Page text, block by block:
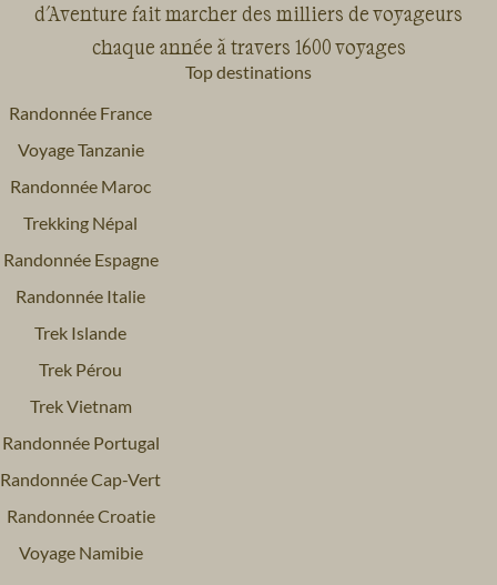
d'Aventure fait marcher des milliers de voyageurs
chaque année à travers 1600 voyages
Top destinations
Randonnée France
Voyage Tanzanie
Randonnée Maroc
Trekking Népal
Randonnée Espagne
Randonnée Italie
Trek Islande
Trek Pérou
Trek Vietnam
Randonnée Portugal
Randonnée Cap-Vert
Randonnée Croatie
Voyage Namibie